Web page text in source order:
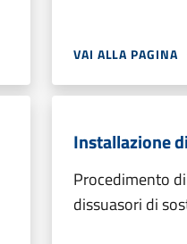
VAI ALLA PAGINA
Installazione
Procedimento
dissuasori di